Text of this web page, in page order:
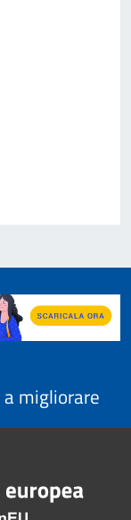
migliorare